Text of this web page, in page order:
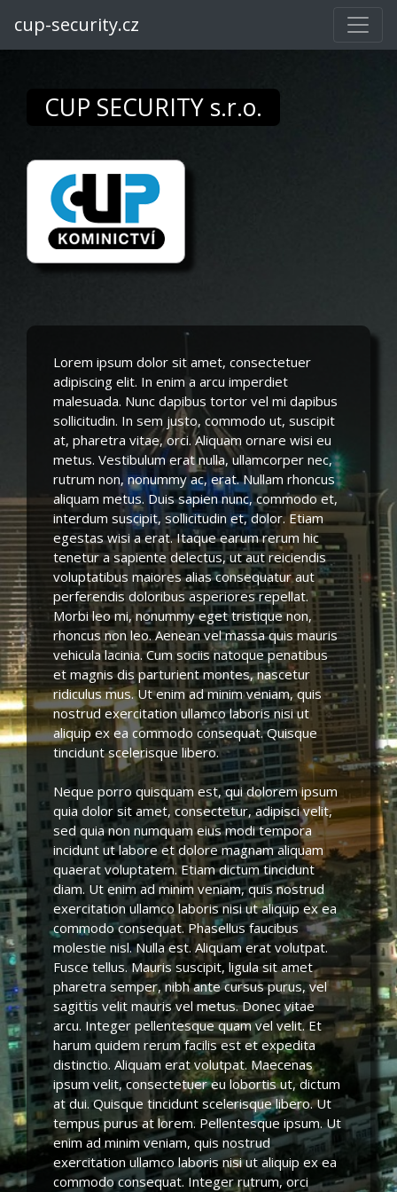
cup-security.cz
CUP SECURITY s.r.o.
Lorem ipsum dolor sit amet, consectetuer
adipiscing elit. In enim a arcu imperdiet
malesuada. Nunc dapibus tortor vel mi dapibus
sollicitudin. In sem justo, commodo ut, suscipit
at, pharetra vitae, orci. Aliquam ornare wisi eu
metus. Vestibulum erat nulla, ullamcorper nec,
rutrum non, nonummy ac, erat. Nullam rhoncus
aliquam metus. Duis sapien nunc, commodo et,
interdum suscipit, sollicitudin et, dolor. Etiam
egestas wisi a erat. Itaque earum rerum hic
tenetur a sapiente delectus, ut aut reiciendis
voluptatibus maiores alias consequatur aut
perferendis doloribus asperiores repellat.
Morbi leo mi, nonummy eget tristique non,
rhoncus non leo. Aenean vel massa quis mauris
vehicula lacinia. Cum sociis natoque penatibus
et magnis dis parturient montes, nascetur
ridiculus mus. Ut enim ad minim veniam, quis
nostrud exercitation ullamco laboris nisi ut
aliquip ex ea commodo consequat. Quisque
tincidunt scelerisque libero.
Neque porro quisquam est, qui dolorem ipsum
quia dolor sit amet, consectetur, adipisci velit,
sed quia non numquam eius modi tempora
incidunt ut labore et dolore magnam aliquam
quaerat voluptatem. Etiam dictum tincidunt
diam. Ut enim ad minim veniam, quis nostrud
exercitation ullamco laboris nisi ut aliquip ex ea
commodo consequat. Phasellus faucibus
molestie nisl. Nulla est. Aliquam erat volutpat.
Fusce tellus. Mauris suscipit, ligula sit amet
pharetra semper, nibh ante cursus purus, vel
sagittis velit mauris vel metus. Donec vitae
arcu. Integer pellentesque quam vel velit. Et
harum quidem rerum facilis est et expedita
distinctio. Aliquam erat volutpat. Maecenas
ipsum velit, consectetuer eu lobortis ut, dictum
at dui. Quisque tincidunt scelerisque libero. Ut
tempus purus at lorem. Pellentesque ipsum. Ut
enim ad minim veniam, quis nostrud
exercitation ullamco laboris nisi ut aliquip ex ea
commodo consequat. Integer rutrum, orci